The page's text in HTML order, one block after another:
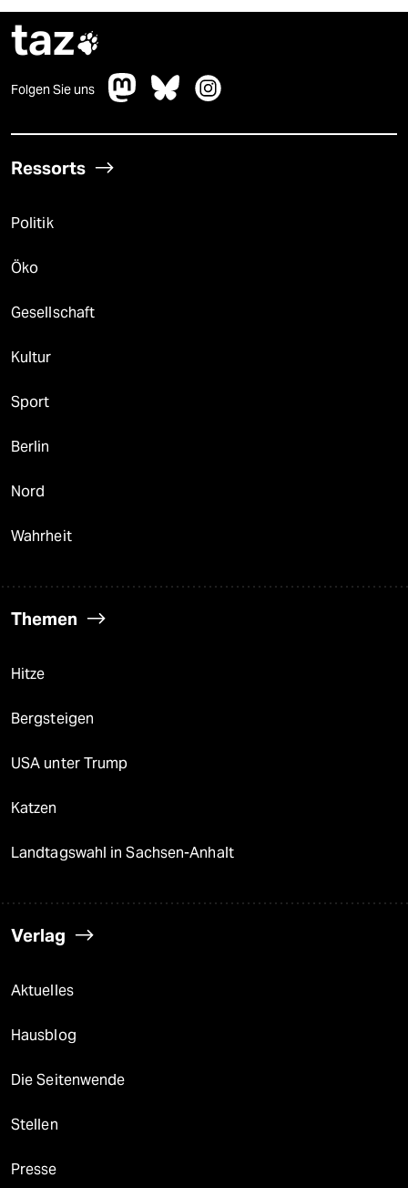
taz
Folgen Sie uns
Ressorts
Politik
Öko
Gesellschaft
Kultur
Sport
Berlin
Nord
Wahrheit
Themen
Hitze
Bergsteigen
USA unter Trump
Katzen
Landtagswahl in Sachsen-Anhalt
Verlag
Aktuelles
Hausblog
Die Seitenwende
Stellen
Presse